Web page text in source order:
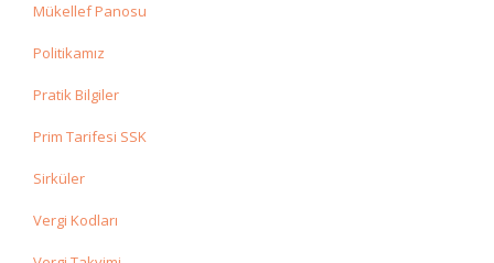
Mükellef Panosu
Politikamız
Pratik Bilgiler
Prim Tarifesi SSK
Sirküler
Vergi Kodları